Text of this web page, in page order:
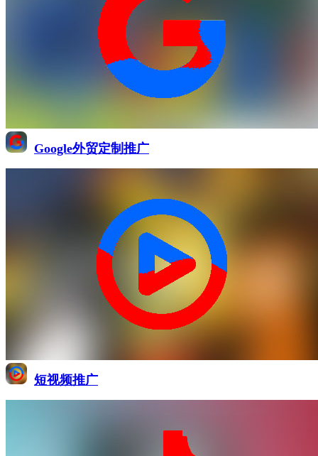
Google外贸定制推广
短视频推广